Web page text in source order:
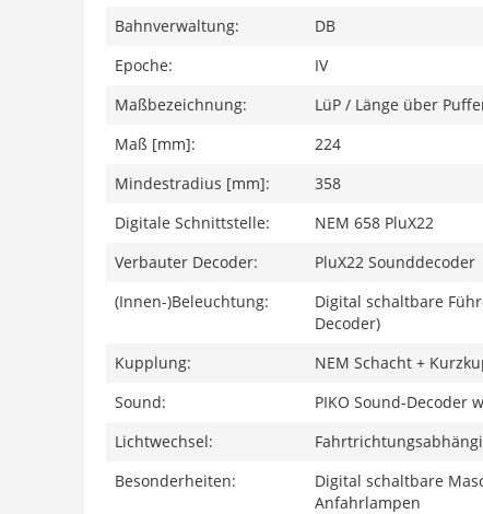
Bahnverwaltung:
DB
Epoche:
IV
Maßbezeichnung:
LüP / Länge über
Maß [mm]:
224
Mindestradius [mm]:
358
Digitale Schnittstelle:
NEM 658 PluX22
Verbauter Decoder:
PluX22 Sounddecoder
(Innen-)Beleuchtung:
Digital schaltbare
Decoder)
Kupplung:
NEM Schacht +
Sound:
PIKO Sound-Decoder
Lichtwechsel:
Besonderheiten:
Digital schaltbare
Anfahrlampen